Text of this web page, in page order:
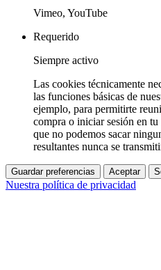
Vimeo, YouTube
Requerido
Siempre activo
Las cookies técnicamente
las funciones básicas de
ejemplo, para permitirte
compra o iniciar sesión en
que no podemos sacar
resultantes nunca se
Guardar preferencias Aceptar
Nuestra política de privacidad